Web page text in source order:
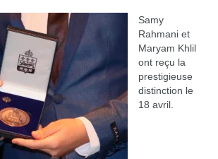
Samy
Rahmani et
Maryam Khlil
ont reçu la
prestigieuse
distinction le
18 avril.